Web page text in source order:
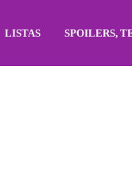
LISTAS SPOILERS,